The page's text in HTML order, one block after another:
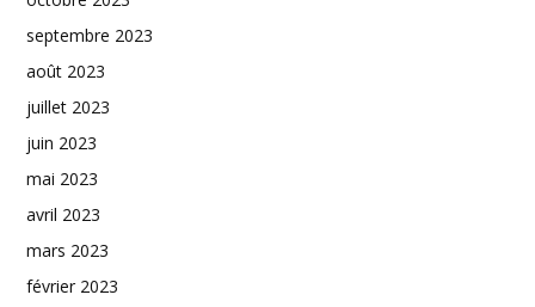
septembre 2023
août 2023
juillet 2023
juin 2023
mai 2023
avril 2023
mars 2023
février 2023